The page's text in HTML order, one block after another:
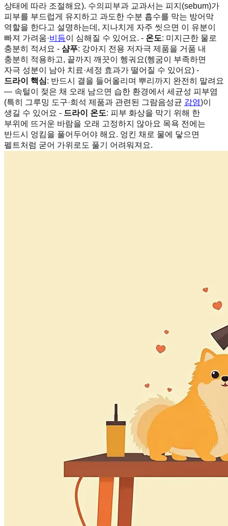
상태에 따라 조절해요). 수의피부과 교과서는 피지(sebum)가
피부를 부드럽게 유지하고 과도한 수분 흡수를 막는 방어막
역할을 한다고 설명하는데, 지나치게 자주 씻으면 이 유분이
빠져 가려움·비듬이 심해질 수 있어요. - 온도: 미지근한 물로
충분히 적셔요 - 샴푸: 강아지 전용 저자극 제품을 거품 내
충분히 적용하고, 끝까지 깨끗이 헹궈요(헹굼이 부족하면
자극 성분이 남아 치료·세정 효과가 떨어질 수 있어요) -
드라이 핵심: 반드시 결을 들어올리며 뿌리까지 완전히 말려요
— 속털이 젖은 채 오래 남으면 습한 환경에서 세균성 피부염
(특히 그루밍 도구·희석 제품과 관련된 그람음성균 감염)이
생길 수 있어요 - 드라이 온도: 피부 화상을 막기 위해 한
부위에 뜨거운 바람을 오래 고정하지 않아요 목욕 전에는
반드시 엉킴을 풀어두어야 해요. 엉킨 채로 물에 닿으면
펠트처럼 굳어 가위로도 풀기 어려워져요.